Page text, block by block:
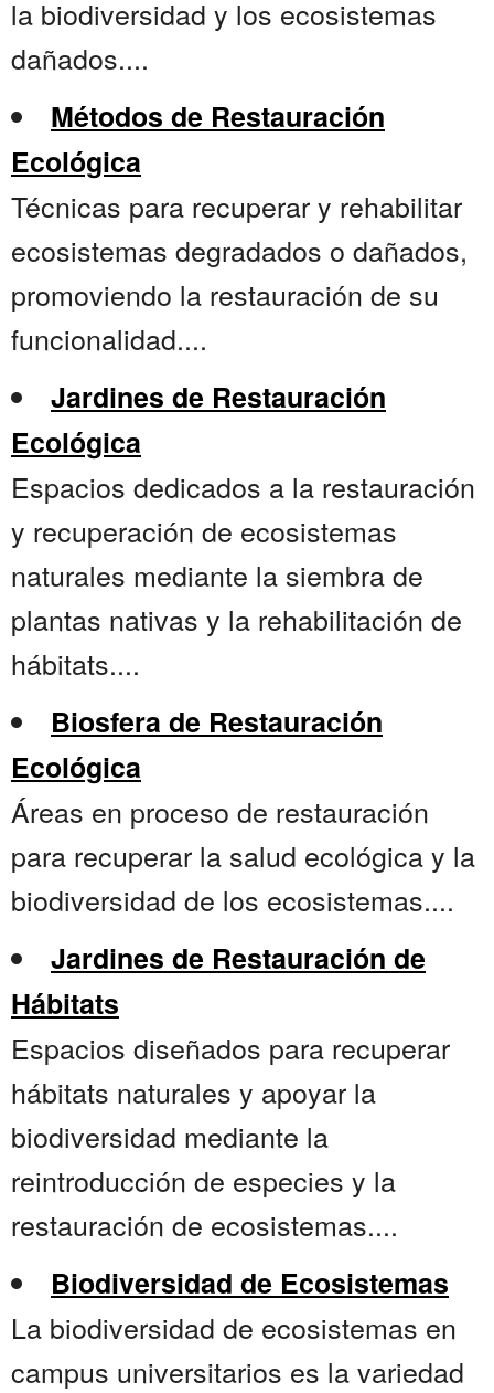
la biodiversidad y los ecosistemas
dañados....
Métodos de Restauración
Ecológica
Técnicas para recuperar y rehabilitar
ecosistemas degradados o dañados,
promoviendo la restauración de su
funcionalidad....
Jardines de Restauración
Ecológica
Espacios dedicados a la restauración
y recuperación de ecosistemas
naturales mediante la siembra de
plantas nativas y la rehabilitación de
hábitats....
Biosfera de Restauración
Ecológica
Áreas en proceso de restauración
para recuperar la salud ecológica y la
biodiversidad de los ecosistemas....
Jardines de Restauración de
Hábitats
Espacios diseñados para recuperar
hábitats naturales y apoyar la
biodiversidad mediante la
reintroducción de especies y la
restauración de ecosistemas....
Biodiversidad de Ecosistemas
La biodiversidad de ecosistemas en
campus universitarios es la variedad